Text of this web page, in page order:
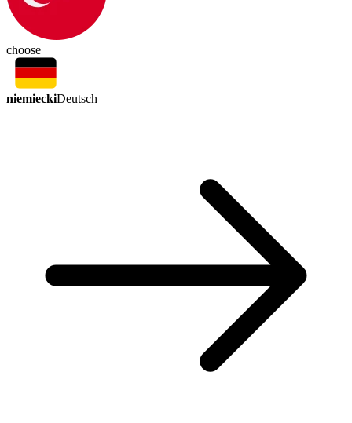
choose
niemieckiDeutsch